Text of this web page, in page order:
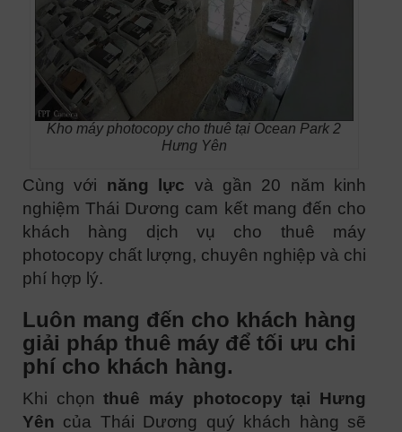
Kho máy photocopy cho thuê tại Ocean Park 2
Hưng Yên
Cùng với năng lực và gần 20 năm kinh
nghiệm Thái Dương cam kết mang đến cho
khách hàng dịch vụ cho thuê máy
photocopy chất lượng, chuyên nghiệp và chi
phí hợp lý.
Luôn mang đến cho khách hàng
giải pháp thuê máy để tối ưu chi
phí cho khách hàng.
Khi chọnthuê máy photocopy tại Hưng
Yên của Thái Dương quý khách hàng sẽ